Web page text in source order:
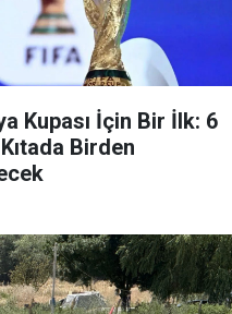
Kupası İçin Bir İlk: 6
Birden